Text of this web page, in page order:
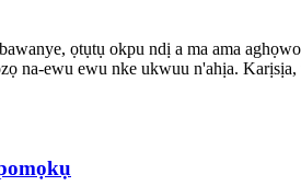
ọtụtụ okpu ndị a ma ama
na-ewu ewu nke ukwuu n'ahịa. Karịsịa,